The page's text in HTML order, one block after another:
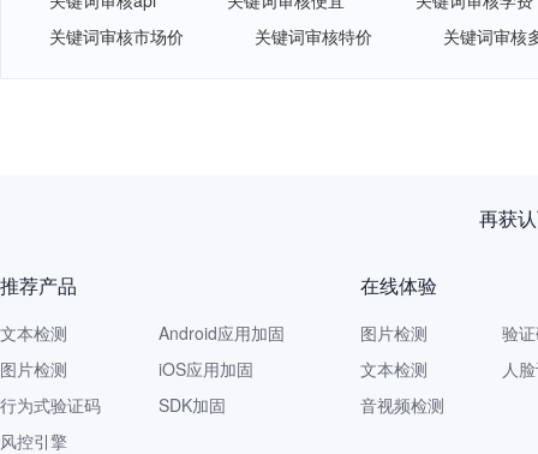
关键词审核市场价
关键词审核特价 关键词审核
再获
推荐产品
文本检测
图片检测
行为式验证码
风控引擎
Android应用加固
iOS应用加固
SDK加固
在线体验
图片检测
文本检测
音视频检测
验
人